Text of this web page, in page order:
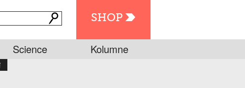
SHOP
Science Kolumne